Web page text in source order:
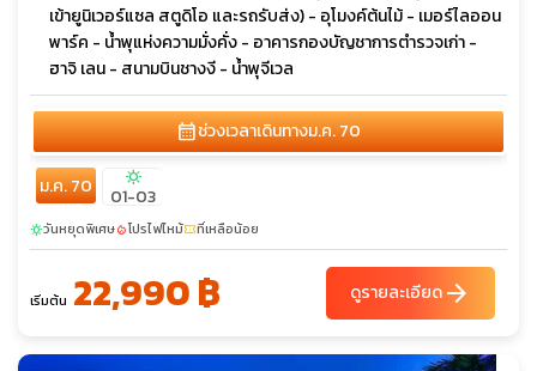
เข้ายูนิเวอร์แซล สตูดิโอ และรถรับส่ง) - อุโมงค์ต้นไม้ - เมอร์ไลออน
พาร์ค - น้ำพุแห่งความมั่งคั่ง - อาคารกองบัญชาการตำรวจเก่า -
ฮาจิ เลน - สนามบินชางงี - น้ำพุจีเวล
calendar_monthช่วงเวลาเดินทางม.ค. 70
ม.ค. 70 sunny
01-03
sunnyวันหยุดพิเศษlocal_fire_departmentโปรไฟไหม้confirmation_numberที่เหลือน้อย
เริ่มต้น 22,990 ฿ ดูรายละเอียดarrow_forward